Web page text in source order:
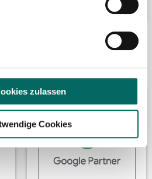
zulassen
Cookies
Wir sind Google-
Partner